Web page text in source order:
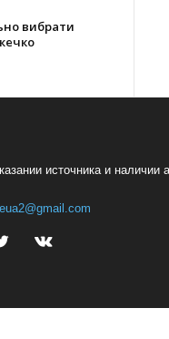
вибрати
источника и